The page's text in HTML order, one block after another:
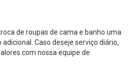
de roupas de cama e banho uma
Caso deseje serviço diário,
com nossa equipe de